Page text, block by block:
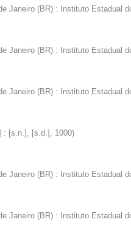
Janeiro (BR) : Instituto Estadual
Janeiro (BR) : Instituto Estadual
Janeiro (BR) : Instituto Estadual
: [s.n.], [s.d.] , 1000)
Janeiro (BR) : Instituto Estadual
Janeiro (BR) : Instituto Estadual